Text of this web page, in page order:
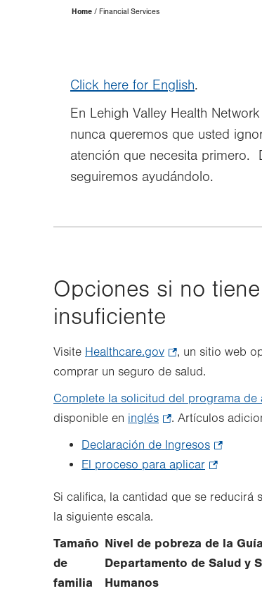
Page
Hierarchy
Home Financial Services
Click here for English.
En Lehigh Valley Health
nunca queremos que usted
atención que necesita primero.
seguiremos ayudándolo.
Opciones si no
insuficiente
Visite Healthcare.gov
Opens
new
, un sitio web
comprar un seguro de salud.
Complete la solicitud del programa de
disponible en inglés
Opens
tab.
. Artículos
Declaración de Ingresos
Opens
new
El proceso para aplicar
in
tab.
Si califica, la cantidad que se reducirá
la siguiente escala.
Tamaño
de
familia
Nivel de pobreza de la
Departamento de Salud y
Humanos